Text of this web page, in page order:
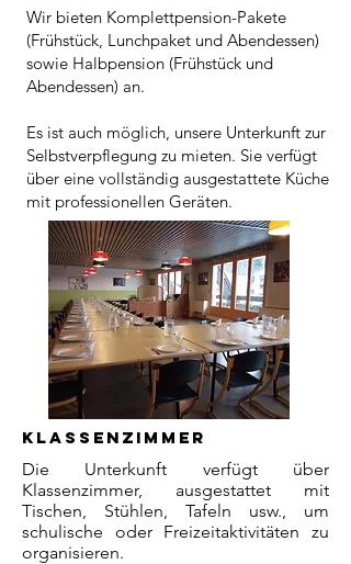
Wir bieten Komplettpension-Pakete
(Frühstück, Lunchpaket und Abendessen)
sowie Halbpension (Frühstück und
Abendessen) an.
Es ist auch möglich, unsere Unterkunft zur
Selbstverpflegung zu mieten. Sie verfügt
über eine vollständig ausgestattete Küche
mit professionellen Geräten.
KLASSENZIMMER
Die Unterkunft verfügt über
Klassenzimmer, ausgestattet mit
Tischen, Stühlen, Tafeln usw., um
schulische oder Freizeitaktivitäten zu
organisieren.